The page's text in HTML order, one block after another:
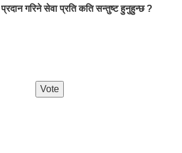
गरिने सेवा प्रति कति सन्तुष्ट हुनुहुन्छ ?